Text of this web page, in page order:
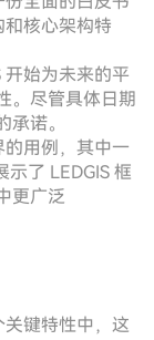
和核心架构特
开始为未来的平
。尽管具体日期
诺。
的用例，其中一
了 LEDGIS 框
更广泛
关键特性中，这